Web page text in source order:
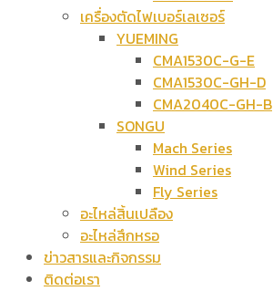
เครื่องตัดไฟเบอร์เลเซอร์
YUEMING
CMA1530C-G-E
CMA1530C-GH-D
CMA2040C-GH-B
SONGU
Mach Series
Wind Series
Fly Series
อะไหล่สิ้นเปลือง
อะไหล่สึกหรอ
ข่าวสารและกิจกรรม
ติดต่อเรา